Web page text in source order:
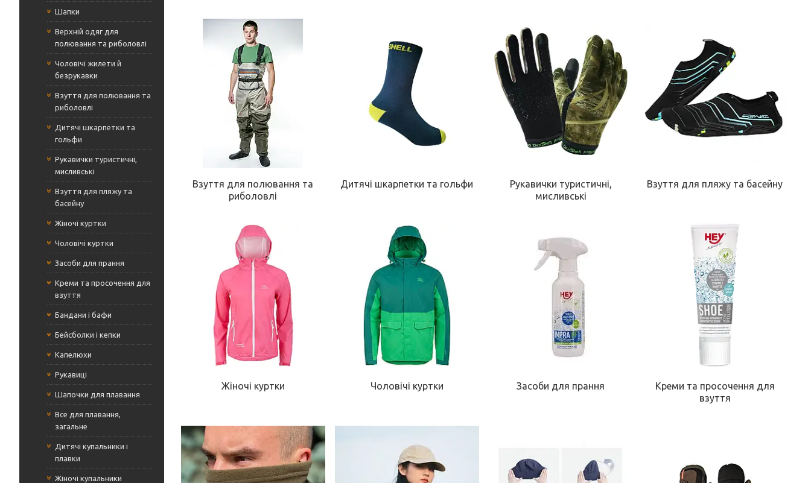
Шапки
Верхній одяг для
полювання та риболовлі
Чоловічі жилети й
безрукавки
Взуття для полювання та
риболовлі
Дитячі шкарпетки та
гольфи
Рукавички туристичні,
мисливські
Взуття для пляжу та
басейну
Жіночі куртки
Чоловічі куртки
Засоби для прання
Креми та просочення для
взуття
Бандани і бафи
Бейсболки і кепки
Капелюхи
Рукавиці
Шапочки для плавання
Все для плавання,
загальне
Дитячі купальники і
плавки
Жіночі купальники
Взуття для полювання та
риболовлі
Дитячі шкарпетки та гольфи
Рукавички туристичні,
мисливські
Взуття для пляжу та басейну
Жіночі куртки Чоловічі куртки Засоби для прання
Креми та просочення для
взуття